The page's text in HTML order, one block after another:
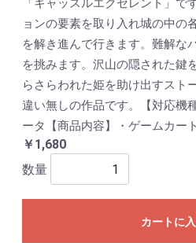
「キャッスルエクセレント」で
ョンの要素を取り入れ城の中の
を解き進んで行きます。難解な
を挑みます。沢山の隠された鍵
らさらわれた姫を助け出すスト
違い無しの作品です。【対応機
ータ【商品内容】・ゲームカー
￥1,680
数量
カートに